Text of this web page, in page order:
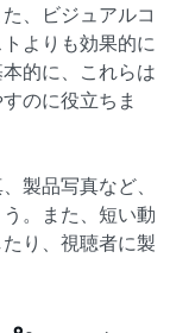
、ビジュアルコ
よりも効果的に
的に、これらは
のに役立ちま
製品写真など、
。また、短い動
り、視聴者に製